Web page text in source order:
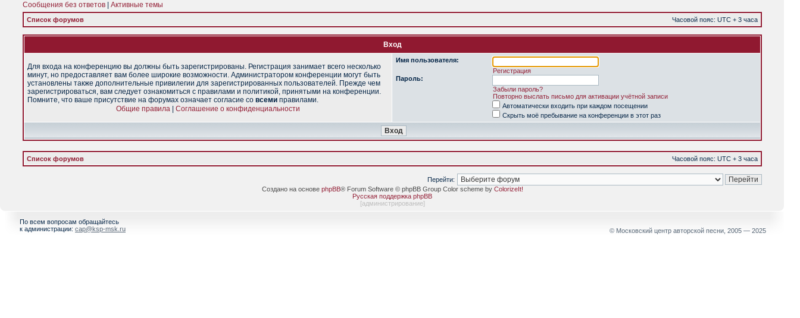
Сообщения без ответов Активные темы
Список форумов Часовой пояс: UTC + 3 часа
Вход
Для входа на конференцию вы должны быть зарегистрированы. Регистрация занимает всего несколько
минут, но предоставляет вам более широкие возможности. Администратором конференции могут быть
установлены также дополнительные привилегии для зарегистрированных пользователей. Прежде чем
зарегистрироваться, вам следует ознакомиться с правилами и политикой, принятыми на конференции.
Помните, что ваше присутствие на форумах означает согласие со всеми правилами.
Общие правила
Соглашение о конфиденциальности
Имя пользователя:
Регистрация
Пароль:
Забыли пароль?
Повторно выслать письмо для активации учётной записи
Автоматически входить при каждом посещении
Скрыть моё пребывание на конференции в этот раз
Список форумов Часовой пояс: UTC + 3 часа
Перейти:
Создано на основе phpBB® Forum Software © phpBB Group Color scheme by ColorizeIt!
Русская поддержка phpBB
[администрирование]
По всем вопросам обращайтесь
к администрации: cap@ksp-msk.ru © Московский центр авторской песни, 2005 — 2025